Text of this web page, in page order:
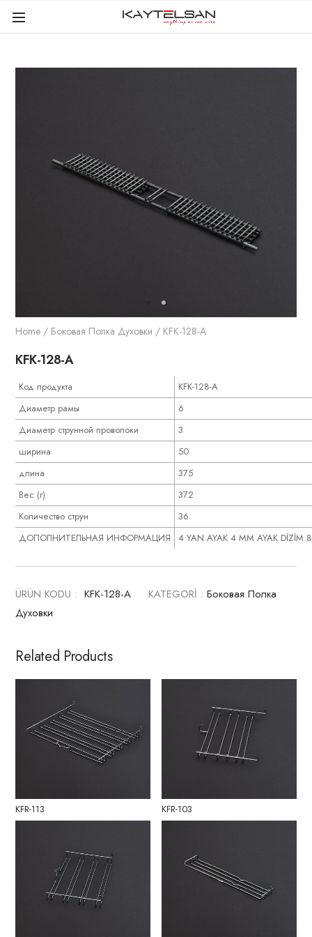
Home / Боковая Полка Духовки / KFK-128-A
KFK-128-A
Код продукта
KFK-128-A
Диаметр рамы
6
Диаметр струнной проволоки
3
ширина
50
длина
375
Вес (г)
372
Количество струн
36
ДОПОЛНИТЕЛЬНАЯ ИНФОРМАЦИЯ
4 YAN AYAK 4 MM AYAK DİZİM
ÜRÜN KODU : KFK-128-A KATEGORİ : Боковая Полка
Духовки
Related Products
KFR-113 KFR-103